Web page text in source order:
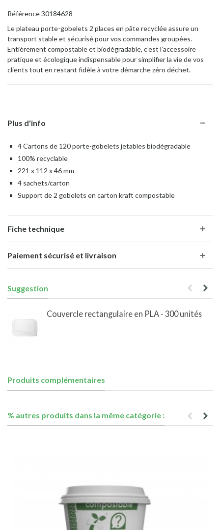
Référence30184628
Le plateau porte-gobelets 2 places en pâte recyclée assure un
transport stable et sécurisé pour vos commandes groupées.
Entièrement compostable et biodégradable, c’est l’accessoire
pratique et écologique indispensable pour simplifier la vie de vos
clients tout en restant fidèle à votre démarche zéro déchet.
Plus d'info
4 Cartons de 120 porte-gobelets jetables biodégradable
100% recyclable
221 x 112 x 46 mm
4 sachets/carton
Support de 2 gobelets en carton kraft compostable
Fiche technique
Paiement sécurisé et livraison
Suggestion
Couvercle rectangulaire en PLA - 300 unités
Produits complémentaires
% autres produits dans la même catégorie :